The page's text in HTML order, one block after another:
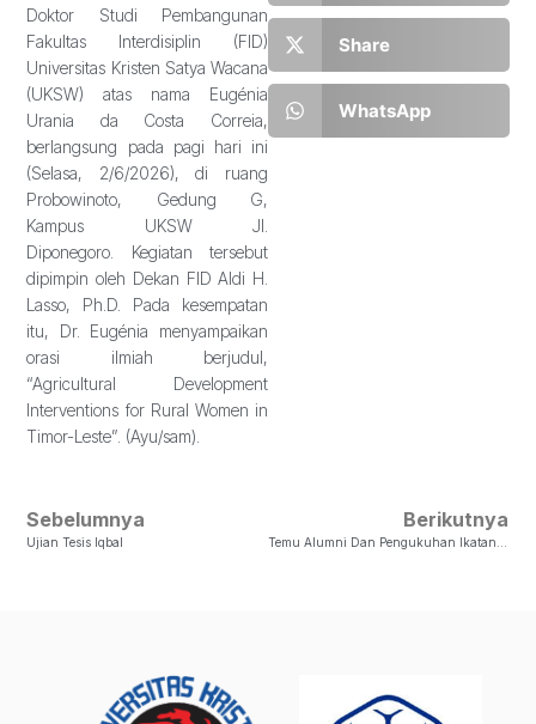
Doktor Studi Pembangunan
Fakultas Interdisiplin (FID)
Universitas Kristen Satya Wacana
(UKSW) atas nama Eugénia
Urania da Costa Correia,
berlangsung pada pagi hari ini
(Selasa, 2/6/2026), di ruang
Probowinoto, Gedung G,
Kampus UKSW Jl.
Diponegoro. Kegiatan tersebut
dipimpin oleh Dekan FID Aldi H.
Lasso, Ph.D. Pada kesempatan
itu, Dr. Eugénia menyampaikan
orasi ilmiah berjudul,
“Agricultural Development
Interventions for Rural Women in
Timor-Leste”. (Ayu/sam).
Share
WhatsApp
Sebelumnya
Ujian Tesis Iqbal
Berikutnya